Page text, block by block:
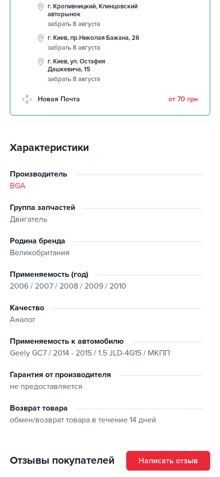
г. Кропивницкий, Клинцовский
авторынок
забрать 8 августа
г. Киев, пр.Николая Бажана, 26
забрать 8 августа
г. Киев, ул. Остафия
Дашкевича, 15
забрать 8 августа
Новая Почта от 70 грн
Характеристики
Производитель
BGA
Группа запчастей
Двигатель
Родина бренда
Великобритания
Применяемость (год)
2006 / 2007 / 2008 / 2009 / 2010
Качество
Аналог
Применяемость к автомобилю
Geely GC7 / 2014 - 2015 / 1.5 JLD-4G15 / МКПП
Гарантия от производителя
не предоставляется
Возврат товара
обмен/возврат товара в течение 14 дней
Отзывы покупателей Написать отзыв